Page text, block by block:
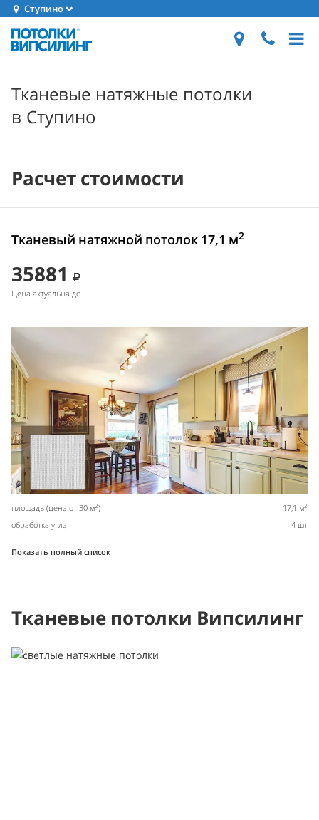
Ступино
Тканевые натяжные потолки
в Ступино
Расчет стоимости
Тканевый натяжной потолок 17,1 м2
35881
Цена актуальна до
площадь (цена от 30 м2) 17,1 м2
обработка угла 4 шт
Показать полный список
Тканевые потолки Випсилинг